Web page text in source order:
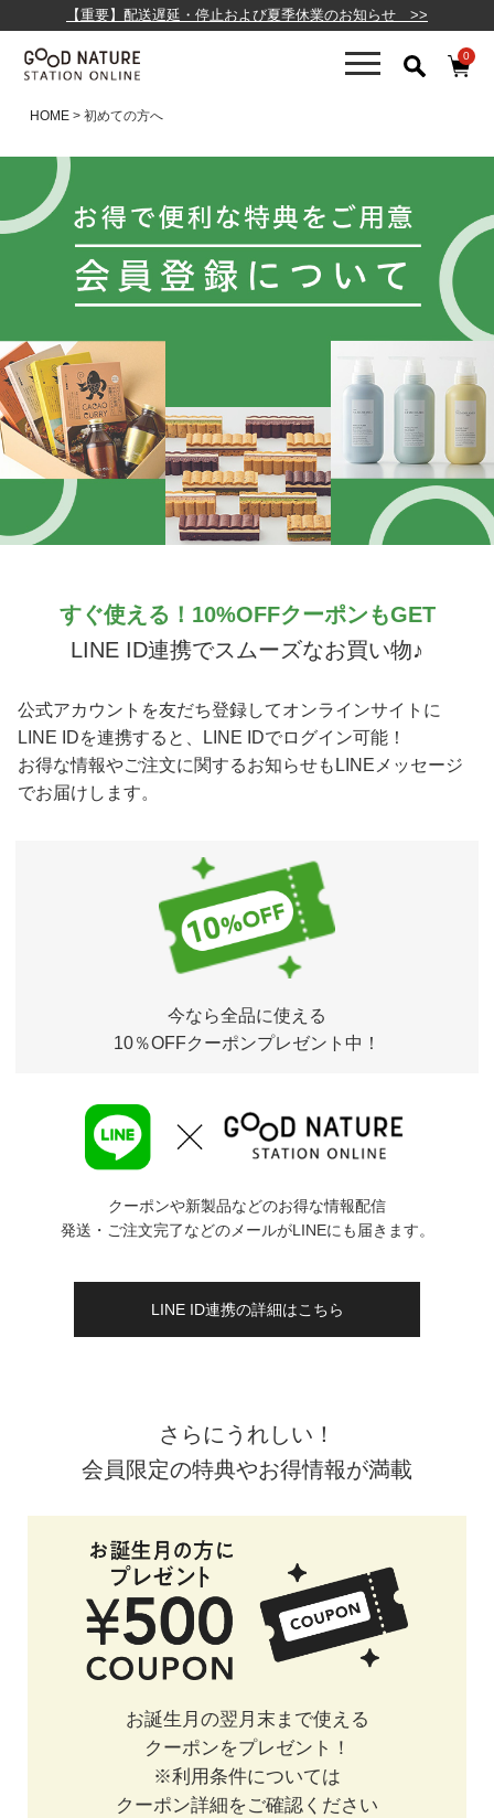
【重要】配送遅延・停止および夏季休業のお知らせ >>
0
HOME 初めての方へ
すぐ使える！10%OFFクーポンもGET
LINE ID連携でスムーズなお買い物♪
公式アカウントを友だち登録してオンラインサイトに
LINE IDを連携すると、LINE IDでログイン可能！
お得な情報やご注文に関するお知らせもLINEメッセージ
でお届けします。
今なら全品に使える
10％OFFクーポンプレゼント中！
クーポンや新製品などのお得な情報配信
発送・ご注文完了などのメールがLINEにも届きます。
LINE ID連携の詳細はこちら
さらにうれしい！
会員限定の特典やお得情報が満載
お誕生月の翌月末まで使える
クーポンをプレゼント！
※利用条件については
クーポン詳細をご確認ください